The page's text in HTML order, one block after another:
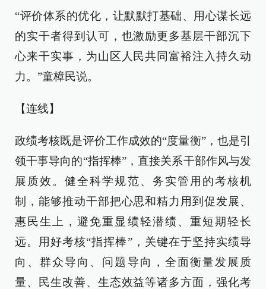
“评价体系的优化，让默默打基础、用心谋长远
的实干者得到认可，也激励更多基层干部沉下
心来干实事，为山区人民共同富裕注入持久动
力。”童樟民说。
【连线】
政绩考核既是评价工作成效的“度量衡”，也是引
领干事导向的“指挥棒”，直接关系干部作风与发
展质效。健全科学规范、务实管用的考核机
制，能够推动干部把心思和精力用到促发展、
惠民生上，避免重显绩轻潜绩、重短期轻长
远。用好考核“指挥棒”，关键在于坚持实绩导
向、群众导向、问题导向，全面衡量发展质
量、民生改善、生态效益等诸多方面，强化考